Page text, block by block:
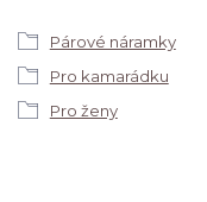
Párové náramky
Pro kamarádku
Pro ženy